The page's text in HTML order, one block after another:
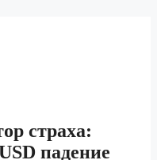
страха:
падение